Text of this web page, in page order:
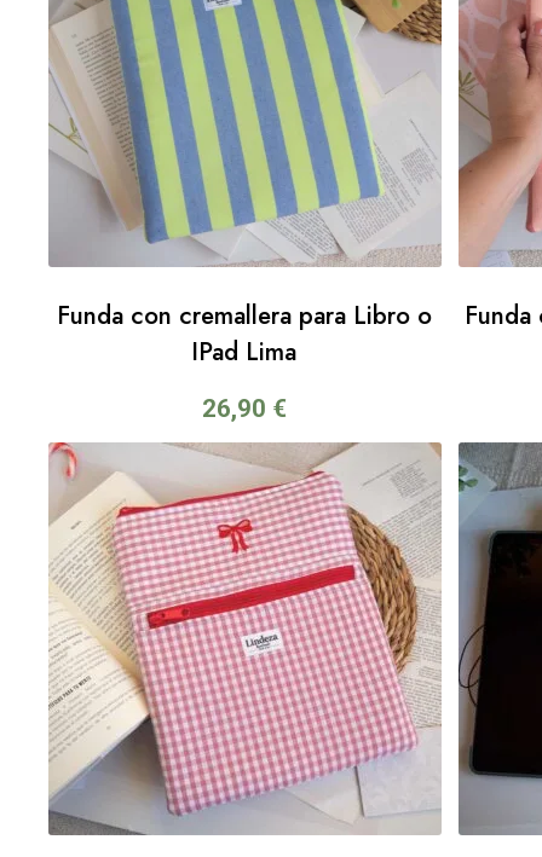
Funda con cremallera para Libro o
IPad Lima
26,90 €